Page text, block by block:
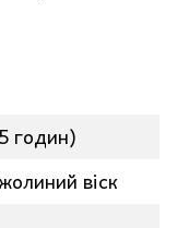
годин)
віск